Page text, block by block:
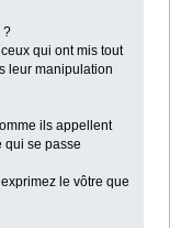
?
qui ont mis tout
leur manipulation
ils appellent
qui se passe
le vôtre que